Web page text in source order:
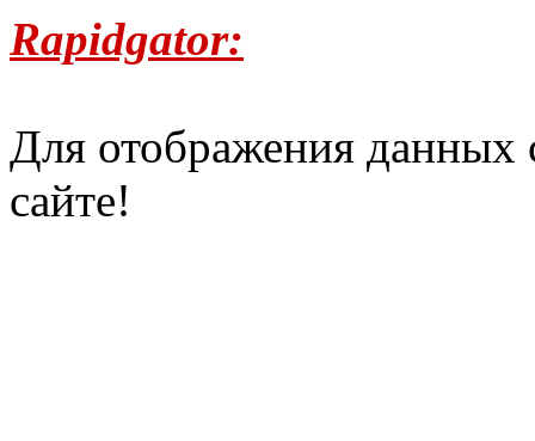
Rapidgator:
Для отображения
сайте!